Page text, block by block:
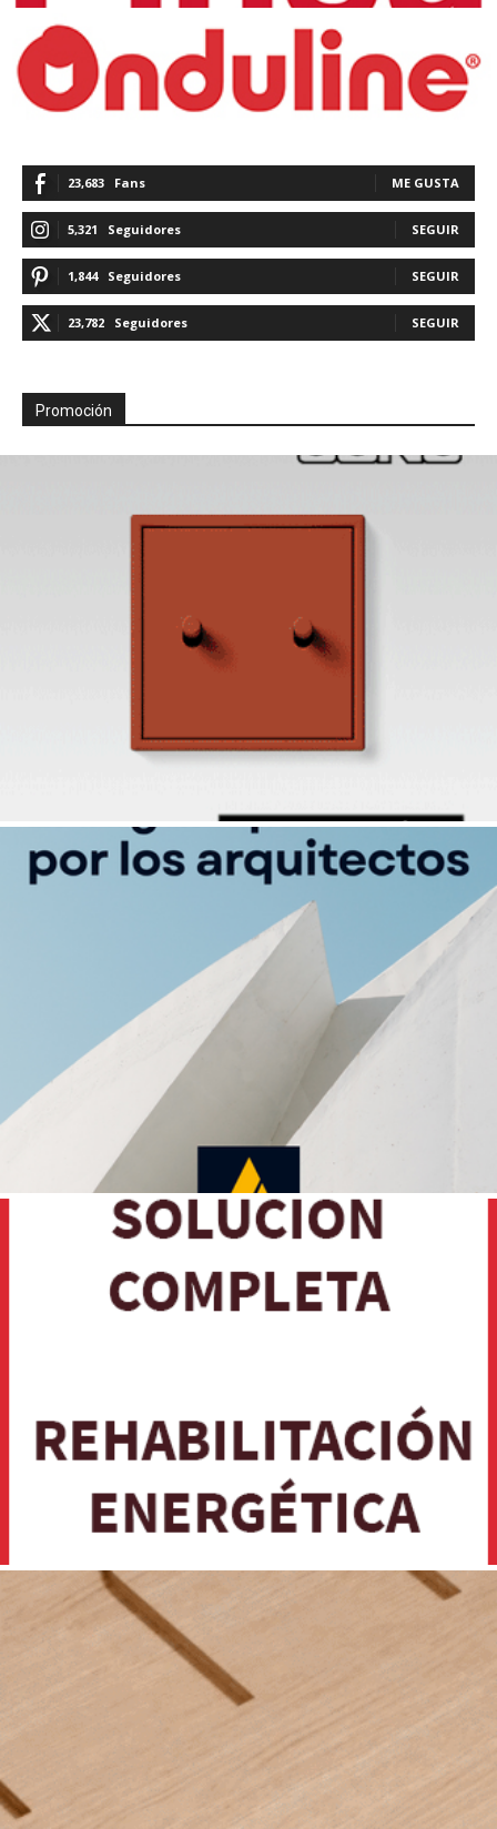
23,683 Fans ME GUSTA
5,321 Seguidores SEGUIR
1,844 Seguidores SEGUIR
23,782 Seguidores SEGUIR
Promoción